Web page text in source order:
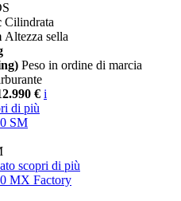
Cilindrata
Altezza sella
Peso in ordine di marcia
€ i
di più
SM
scopri di più
MX Factory